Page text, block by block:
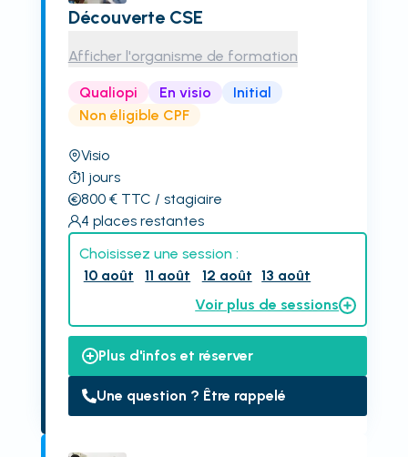
Découverte CSE
Afficher l'organisme de formation
Qualiopi En visio
Initial
Non éligible CPF
Visio
1 jours
800€ TTC / stagiaire
4 places restantes
Choisissez une session :
10 août
11 août 12 août 13 août
Voir plus de sessions
Plus d'infos et réserver
Une question ? Être rappelé